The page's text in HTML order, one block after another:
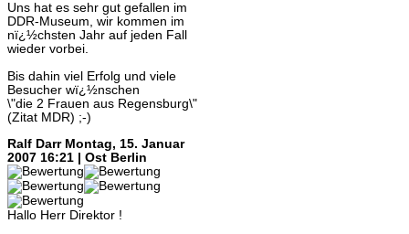
Uns hat es sehr gut gefallen im
DDR-Museum, wir kommen im
nï¿½chsten Jahr auf jeden Fall
wieder vorbei.
Bis dahin viel Erfolg und viele
Besucher wï¿½nschen
\"die 2 Frauen aus Regensburg\"
(Zitat MDR) ;-)
Ralf Darr Montag, 15. Januar
2007 16:21 | Ost Berlin
Hallo Herr Direktor !